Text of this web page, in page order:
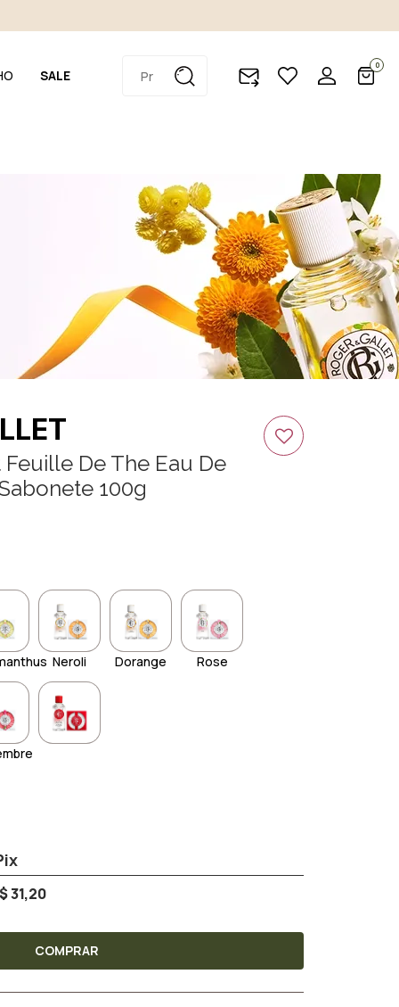
SALE
0
De The Eau De
100g
Neroli Dorange Rose
31,20
COMPRAR